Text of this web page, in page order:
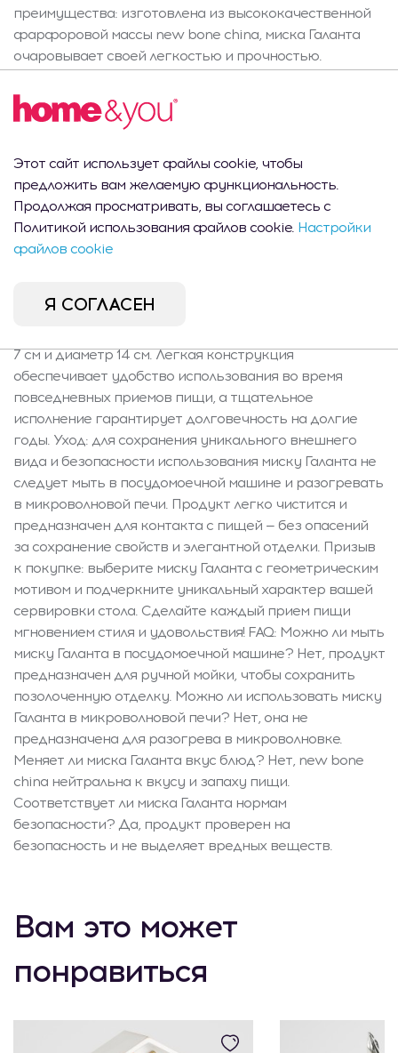
преимущества: изготовлена из высококачественной
фарфоровой массы new bone china, миска Галанта
очаровывает своей легкостью и прочностью.
влияния на вкус и запах хранящихся блюд, гарантируя
безопасность, подтвержденную европейскими
наслаждаться комфортным использованием каждый
день. Дизайн и стиль: бежевый цвет с элегантным
геометрическим мотивом и позолоченной отделкой
придают миске Галанта оттенок роскоши для любой
кухни и столовой. Минималистичный узор прекрасно
посуды, но и отличный стильный подарок. Функции и
7 см и диаметр 14 см. Легкая конструкция
обеспечивает удобство использования во время
повседневных приемов пищи, а тщательное
исполнение гарантирует долговечность на долгие
годы. Уход: для сохранения уникального внешнего
вида и безопасности использования миску Галанта не
следует мыть в посудомоечной машине и разогревать
в микроволновой печи. Продукт легко чистится и
предназначен для контакта с пищей — без опасений
за сохранение свойств и элегантной отделки. Призыв
к покупке: выберите миску Галанта с геометрическим
мотивом и подчеркните уникальный характер вашей
сервировки стола. Сделайте каждый прием пищи
мгновением стиля и удовольствия! FAQ: Можно ли мыть
миску Галанта в посудомоечной машине? Нет, продукт
предназначен для ручной мойки, чтобы сохранить
позолоченную отделку. Можно ли использовать миску
Галанта в микроволновой печи? Нет, она не
предназначена для разогрева в микроволновке.
Меняет ли миска Галанта вкус блюд? Нет, new bone
china нейтральна к вкусу и запаху пищи.
Соответствует ли миска Галанта нормам
безопасности? Да, продукт проверен на
безопасность и не выделяет вредных веществ.
Вам это может
понравиться
Этот сайт использует файлы cookie, чтобы
предложить вам желаемую функциональность.
Продолжая просматривать, вы соглашаетесь с
Политикой использования файлов cookie. Настройки
файлов cookie
Я СОГЛАСЕН